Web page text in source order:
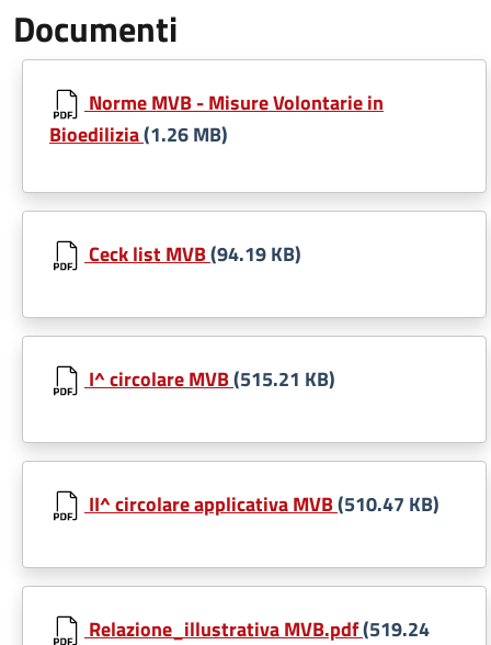
Documenti
Norme MVB - Misure Volontarie in
Bioedilizia(1.26 MB)
Ceck list MVB(94.19 KB)
I^ circolare MVB(515.21 KB)
II^ circolare applicativa MVB(510.47 KB)
Relazione_illustrativa MVB.pdf(519.24